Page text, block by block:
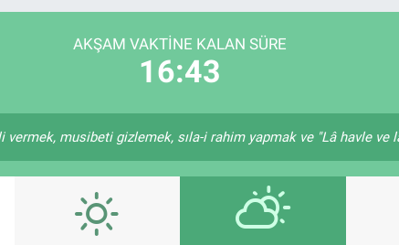
EURO
AKŞAM VAKTINE KALAN SÜRE
16:42
vermek, musibeti gizlemek, sıla-i rahim yapmak ve "Lâ havle